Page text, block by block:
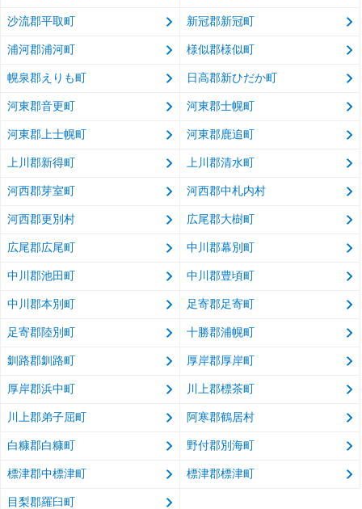
沙流郡平取町 新冠郡新冠町
浦河郡浦河町 様似郡様似町
幌泉郡えりも町 日高郡新ひだか町
河東郡音更町 河東郡士幌町
河東郡上士幌町 河東郡鹿追町
上川郡新得町 上川郡清水町
河西郡芽室町 河西郡中札内村
河西郡更別村 広尾郡大樹町
広尾郡広尾町 中川郡幕別町
中川郡池田町 中川郡豊頃町
中川郡本別町 足寄郡足寄町
足寄郡陸別町 十勝郡浦幌町
釧路郡釧路町 厚岸郡厚岸町
厚岸郡浜中町 川上郡標茶町
川上郡弟子屈町 阿寒郡鶴居村
白糠郡白糠町 野付郡別海町
標津郡中標津町 標津郡標津町
目梨郡羅臼町